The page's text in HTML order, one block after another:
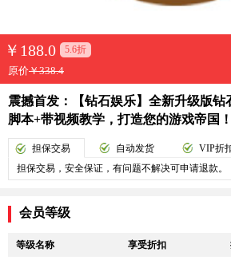
￥ 188.0 5.6折
原价￥338.4
震撼首发：【钻石娱乐】全新升级版钻
脚本+带视频教学，打造您的游戏帝国
担保交易 自动发货
VIP折
担保交易，安全保证，有问题不解决可申请退款。
会员等级
等级名称 享受折扣